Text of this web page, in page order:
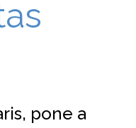
pone a